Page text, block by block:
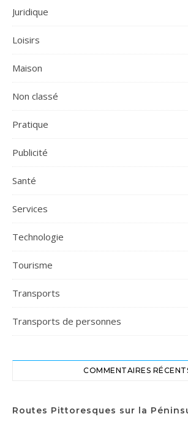
Juridique
Loisirs
Maison
Non classé
Pratique
Publicité
Santé
Services
Technologie
Tourisme
Transports
Transports de personnes
COMMENTAIRES
Routes Pittoresques sur la